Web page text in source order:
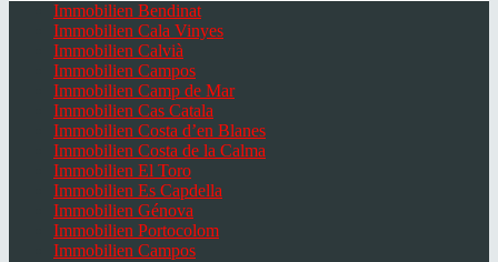
Immobilien Bendinat
Immobilien Cala Vinyes
Immobilien Calvià
Immobilien Campos
Immobilien Camp de Mar
Immobilien Cas Catala
Immobilien Costa d’en Blanes
Immobilien Costa de la Calma
Immobilien El Toro
Immobilien Es Capdella
Immobilien Génova
Immobilien Portocolom
Immobilien Campos